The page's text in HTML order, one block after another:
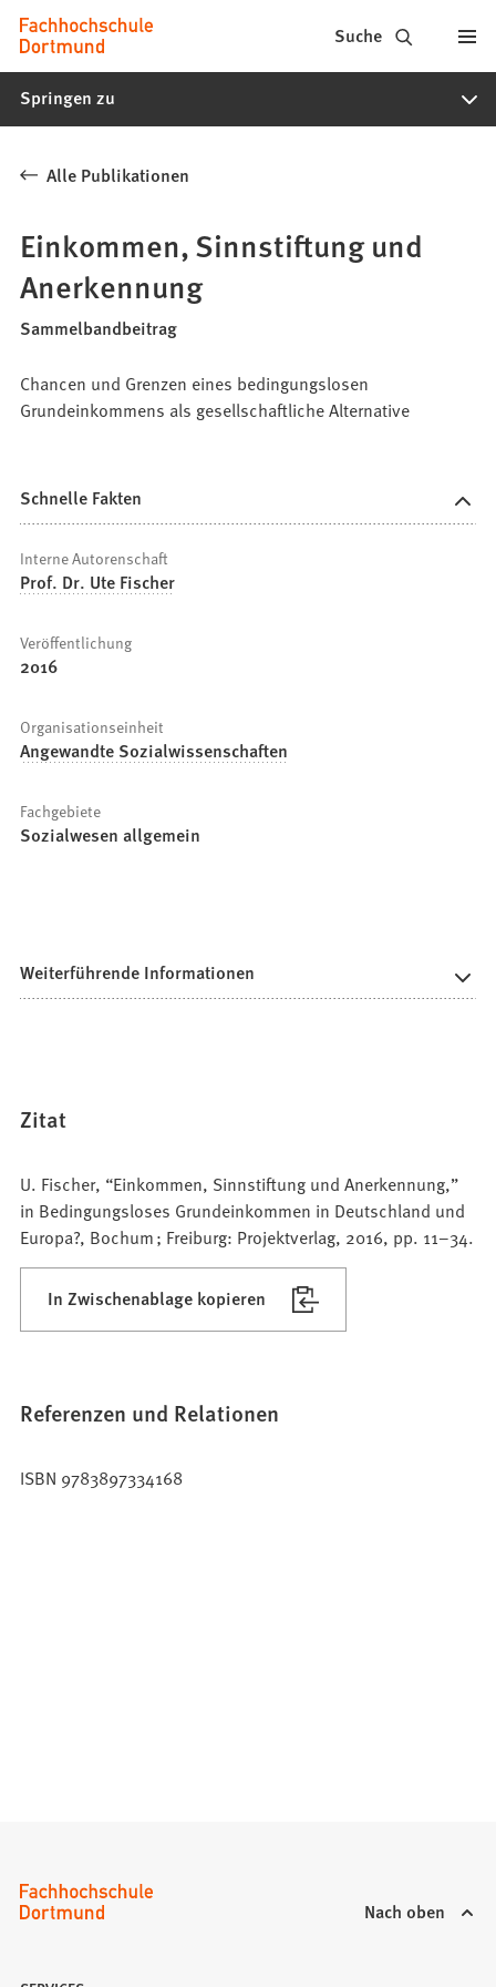
Inhalt anspringen
Fachhochschule
Dortmund
-
Studiengänge,
Bewerbung
Suche
Springen zu
Alle Publikationen
Einkommen, Sinnstiftung und
Anerkennung
Sammelbandbeitrag
Chancen und Grenzen eines bedingungslosen
Grundeinkommens als gesellschaftliche Alternative
Schnelle Fakten
Interne Autorenschaft
Prof. Dr. Ute Fischer
Veröffentlichung
2016
Organisationseinheit
Angewandte Sozialwissenschaften
Fachgebiete
Sozialwesen allgemein
Weiterführende Informationen
Zitat
U. Fischer, “Einkommen, Sinnstiftung und Anerkennung,”
in Bedingungsloses Grundeinkommen in Deutschland und
Europa?, Bochum ; Freiburg: Projektverlag, 2016, pp. 11–34.
In Zwischenablage kopieren
Referenzen und Relationen
ISBN 9783897334168
Nach oben